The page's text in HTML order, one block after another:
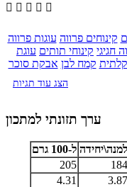
    
קינוחים פרווה עוגות פרווה
חגיגי קינוחי תותים עוגת
קלתית קמח לבן אבקת סוכר
הצג עוד תגיות
ערך תזונתי למתכון
למנה\יחידה ל-100 גרם
184
205
3.87
4.31